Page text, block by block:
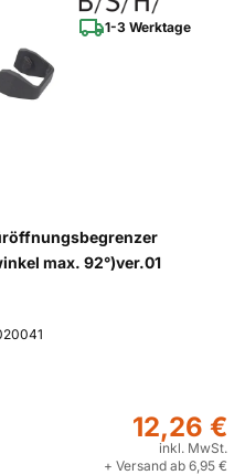
1-3 Werktage
max. 92°)ver.01
12,26 €
inkl. MwSt.
+ Versand ab 6,95 €